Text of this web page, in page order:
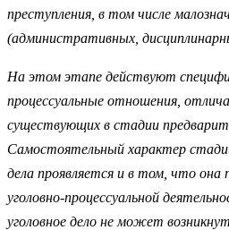
преступления, в том числе
(административных,
На этом этапе действуют
процессуальные отношения,
существующих в стадии
Самостоятельный характер
дела проявляется и в том, что она
уголовно-процессуальной
уголовное дело не может